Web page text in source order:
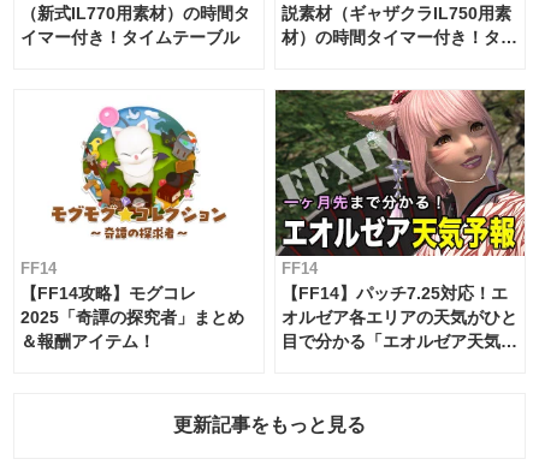
（新式IL770用素材）の時間タ
イマー付き！タイムテーブル
説素材（ギャザクラIL750用素
材）の時間タイマー付き！タイ
FF14
【FF14攻略】モグコレ
2025「奇譚の探究者」まとめ
＆報酬アイテム！
FF14
【FF14】パッチ7.25対応！エ
オルゼア各エリアの天気がひと
目で分かる「エオルゼア天気予
更新記事をもっと見る